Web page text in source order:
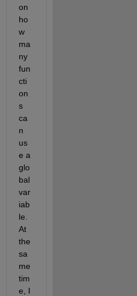
on
ho
w
ma
ny
fun
cti
on
s
ca
n
us
e a
glo
bal
var
iab
le.
At
the
sa
me
tim
e, I